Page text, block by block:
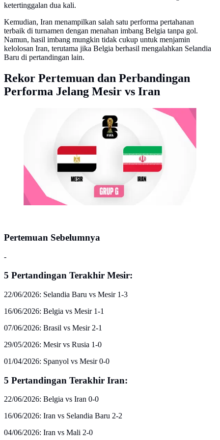
ketertinggalan dua kali.
Kemudian, Iran menampilkan salah satu performa pertahanan
terbaik di turnamen dengan menahan imbang Belgia tanpa gol.
Namun, hasil imbang mungkin tidak cukup untuk menjamin
kelolosan Iran, terutama jika Belgia berhasil mengalahkan Selandia
Baru di pertandingan lain.
Rekor Pertemuan dan Perbandingan
Performa Jelang Mesir vs Iran
Timnas Mesir Vs Timnas Iran di Piala Dunia 2026.
(Bola.com/Dok.Multimedia KLY).
Pertemuan Sebelumnya
-
5 Pertandingan Terakhir Mesir:
22/06/2026: Selandia Baru vs Mesir 1-3
16/06/2026: Belgia vs Mesir 1-1
07/06/2026: Brasil vs Mesir 2-1
29/05/2026: Mesir vs Rusia 1-0
01/04/2026: Spanyol vs Mesir 0-0
5 Pertandingan Terakhir Iran:
22/06/2026: Belgia vs Iran 0-0
16/06/2026: Iran vs Selandia Baru 2-2
04/06/2026: Iran vs Mali 2-0